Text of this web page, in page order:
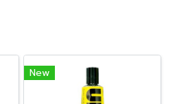
New